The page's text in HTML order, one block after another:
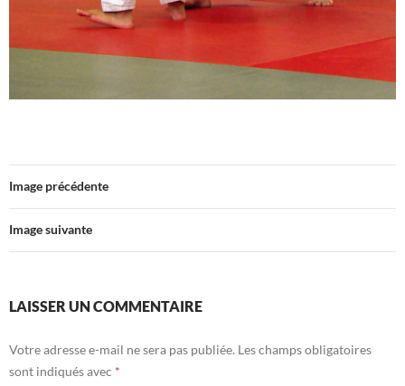
Image précédente
Image suivante
LAISSER UN COMMENTAIRE
Votre adresse e-mail ne sera pas publiée. Les champs obligatoires
sont indiqués avec *